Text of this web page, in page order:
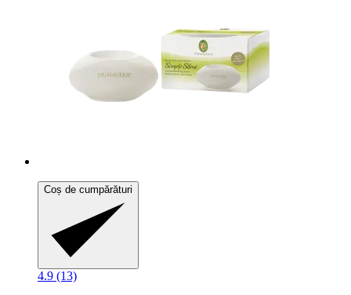
Coș de cumpărături
4.9 (13)